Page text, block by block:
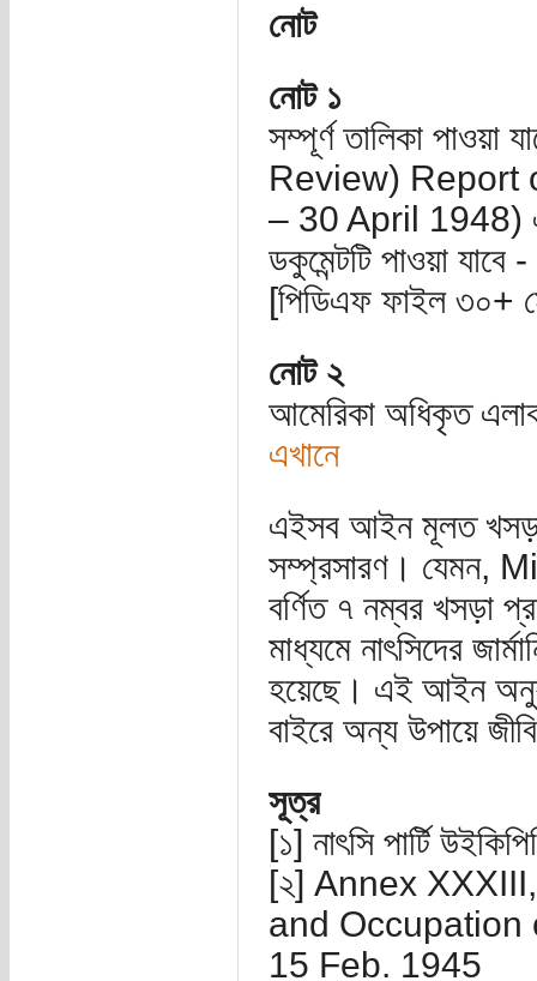
নোট
নোট ১
সম্পূর্ণ তালিকা
Review) Report
– 30 April 1948)
ডকুমেন্টটি পাওয়া যাবে -
[পিডিএফ ফাইল ৩০+
নোট ২
আমেরিকা অধিকৃত
এখানে
এইসব আইন মূলত খসড়া
সম্প্রসারণ।
বর্ণিত ৭ নম্বর খসড়া
মাধ্যমে নাৎসিদের
হয়েছে। এই আইন
বাইরে অন্য উপায়ে
সূত্র
[১] নাৎসি পার্টি
[২] Annex
and Occupation
15 Feb. 1945